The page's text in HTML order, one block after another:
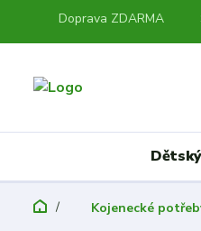
Doprava ZDARMA
Kojenecké